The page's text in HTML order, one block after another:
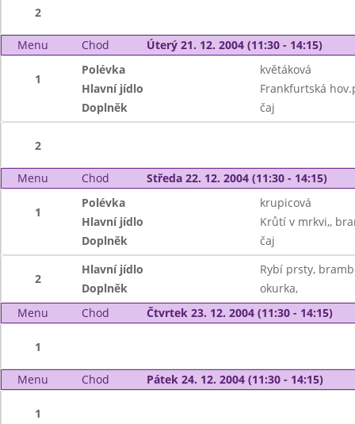
2
Menu Chod Úterý 21. 12. 2004 (11:30 - 14:15)
1
Polévka
květáková
Hlavní jídlo
Frankfurtská
Doplněk
čaj
2
Menu Chod Středa 22. 12. 2004 (11:30 - 14:15)
1
Polévka
krupicová
Hlavní jídlo
Krůtí v mrkvi,,
Doplněk
čaj
2
Hlavní jídlo
Rybí prsty,
Doplněk
okurka,
Menu
Chod Čtvrtek 23. 12. 2004 (11:30 - 14:15)
1
Menu Chod Pátek 24. 12. 2004 (11:30 - 14:15)
1